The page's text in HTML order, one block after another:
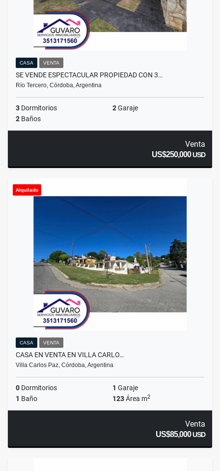
CASA VENTA
SE VENDE ESPECTACULAR PROPIEDAD CON 3…
Río Tercero, Córdoba, Argentina
3 Dormitorios 2Garaje
2 Baños
Venta
US$250,000USD
Alquilado
CASA VENTA
CASA EN VENTA EN VILLA CARLO…
Villa Carlos Paz, Córdoba, Argentina
0 Dormitorios 1 Garaje
1 Baño 123Área m2
Venta
US$85,000USD